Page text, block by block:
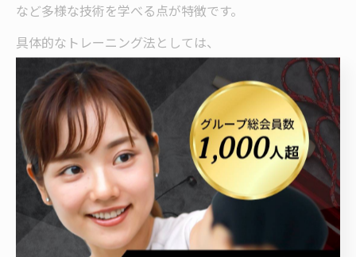
など多様な技術を学べる点が特徴です。
具体的なトレーニング法としては、
打撃と組み技を組み合わせたサーキットトレーニング
体幹を鍛えるコアトレーニング
柔軟性を高めるストレッチやヨガ
などが実践されています。これらはダイエットだけでな
く、基礎体力やバランス感覚の向上にも役立ちます。
初心者から経験者まで楽しめる内容が用意されているた
め、まずは体験レッスンで自分に合ったプログラムを見
つけるのがおすすめです。無理のない範囲でチャレンジ